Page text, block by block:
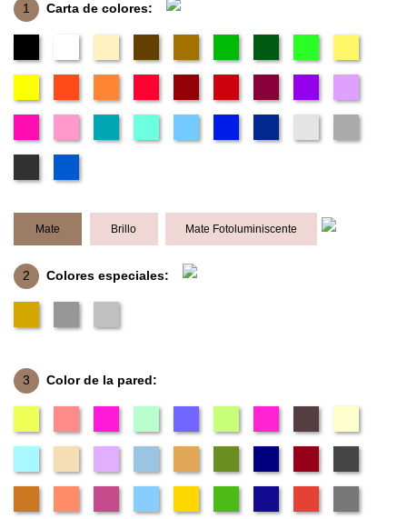
1 Carta de colores:
Mate Brillo Mate Fotoluminiscente
2 Colores especiales:
3 Color de la pared: